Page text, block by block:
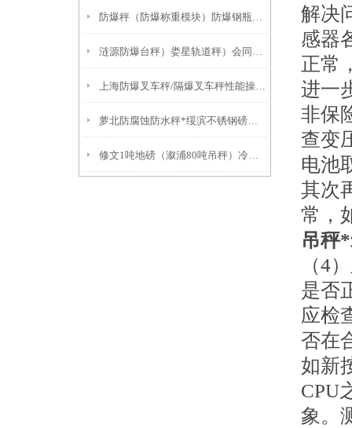
防爆秤（防爆称重模块）防爆钢瓶秤）防爆称秤对称重区域的要求
涟源防爆台秤）娄星轨道秤）会同120吨吊秤）湖南60T地磅
上海防爆叉车秤/隔爆叉车秤性能操作说明
萝北防腐蚀防水秤*绥滨不锈钢磅秤*宁安不锈钢地磅*龙江吊机秤
修文1吨地磅（溆浦80吨吊秤）冷水江1T吊秤（郴州轨道衡器
解决
感器
正常
进一
非保
查变
电池
其次
常，
吊秤
（4
是否
应检
否在
如新
CPU
象。